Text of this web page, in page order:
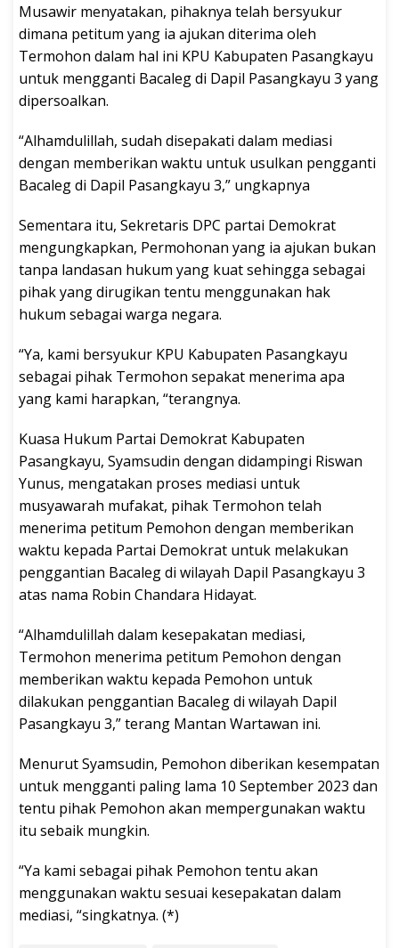
Musawir menyatakan, pihaknya telah bersyukur
dimana petitum yang ia ajukan diterima oleh
Termohon dalam hal ini KPU Kabupaten Pasangkayu
untuk mengganti Bacaleg di Dapil Pasangkayu 3 yang
dipersoalkan.
“Alhamdulillah, sudah disepakati dalam mediasi
dengan memberikan waktu untuk usulkan pengganti
Bacaleg di Dapil Pasangkayu 3,” ungkapnya
Sementara itu, Sekretaris DPC partai Demokrat
mengungkapkan, Permohonan yang ia ajukan bukan
tanpa landasan hukum yang kuat sehingga sebagai
pihak yang dirugikan tentu menggunakan hak
hukum sebagai warga negara.
“Ya, kami bersyukur KPU Kabupaten Pasangkayu
sebagai pihak Termohon sepakat menerima apa
yang kami harapkan, “terangnya.
Kuasa Hukum Partai Demokrat Kabupaten
Pasangkayu, Syamsudin dengan didampingi Riswan
Yunus, mengatakan proses mediasi untuk
musyawarah mufakat, pihak Termohon telah
menerima petitum Pemohon dengan memberikan
waktu kepada Partai Demokrat untuk melakukan
penggantian Bacaleg di wilayah Dapil Pasangkayu 3
atas nama Robin Chandara Hidayat.
“Alhamdulillah dalam kesepakatan mediasi,
Termohon menerima petitum Pemohon dengan
memberikan waktu kepada Pemohon untuk
dilakukan penggantian Bacaleg di wilayah Dapil
Pasangkayu 3,” terang Mantan Wartawan ini.
Menurut Syamsudin, Pemohon diberikan kesempatan
untuk mengganti paling lama 10 September 2023 dan
tentu pihak Pemohon akan mempergunakan waktu
itu sebaik mungkin.
“Ya kami sebagai pihak Pemohon tentu akan
menggunakan waktu sesuai kesepakatan dalam
mediasi, “singkatnya. (*)